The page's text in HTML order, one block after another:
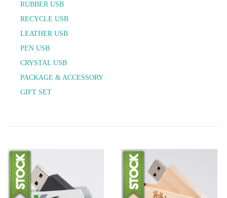
RUBBER USB
RECYCLE USB
LEATHER USB
PEN USB
CRYSTAL USB
PACKAGE & ACCESSORY
GIFT SET